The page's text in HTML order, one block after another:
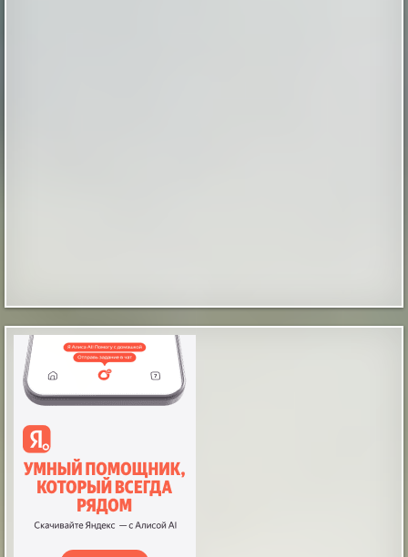
В поселке Уяр временно закроют
железнодорожный переезд на улице
Калинина
В поселке Уяр полностью закроют
железнодорожный переезд на улице Калинина.
Ограничения введут с 21:30 10 августа и продлят до
23:30 11 августа. Дорогу перекрывают ради
капитального ремонта путей на перегоне Уяр —
Громадская. Эти работы необходимы для
поддержания надежности Красноярской железной
дороги. Категория транспорта Маршрут объезда ...
pravda.ru | 1 hour ago